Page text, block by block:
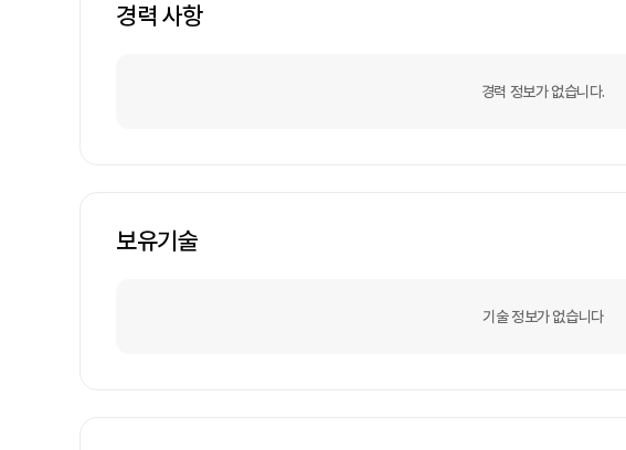
경력 사항
경력 정보가 없습니다.
보유기술
기술 정보가 없습니다